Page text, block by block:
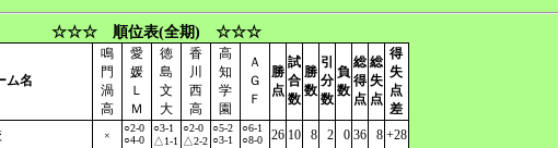
☆☆☆ 順位表(全期) ☆☆☆
ム名
鳴
門
渦
高
愛
媛
Ｌ
Ｍ
徳
島
文
大
香
川
西
高
高
知
学
園
Ａ
Ｇ
Ｆ
勝
点
試
合
数
勝
数
引
分
数
負
数
総
得
点
総
失
点
得
失
点
差
×
○2-0
○4-0
○3-1
△1-1
○2-0
△2-2
○5-2
○3-1
○6-1
○8-0
26 10 8 2 0 36 8 +28